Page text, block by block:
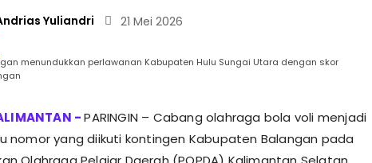
Yuliandri 21 Mei 2026
menundukkan perlawanan Kabupaten Hulu Sungai Utara dengan skor
PARINGIN – Cabang olahraga bola voli menjadi
nomor yang diikuti kontingen Kabupaten Balangan pada